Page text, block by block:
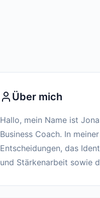
Über mich
Hallo, mein Name ist
Business Coach. In
Entscheidungen, das
und Stärkenarbeit sowie